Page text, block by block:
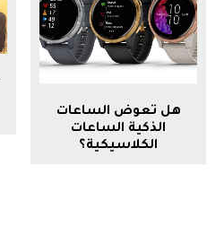
هل تعوض الساعات
الذكية الساعات
الكلاسيكية؟